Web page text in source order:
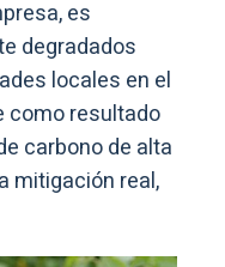
es
degradados
locales en el
como resultado
carbono de alta
mitigación real,